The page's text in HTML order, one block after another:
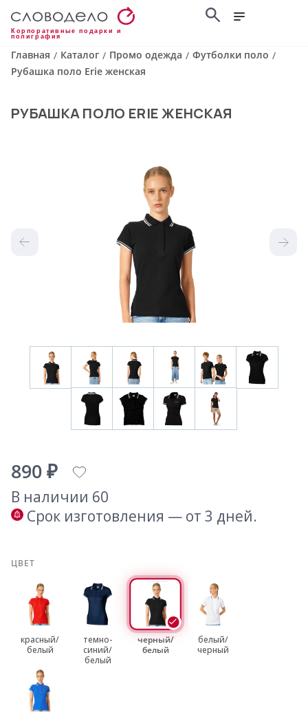
Корпоративные подарки и
полиграфия
Главная / Каталог / Промо одежда / Футболки поло /
Рубашка поло Erie женская
РУБАШКА ПОЛО ERIE ЖЕНСКАЯ
890 ₽
В наличии 60
Срок изготовления — от 3 дней.
ЦВЕТ
красный/
белый
темно-
синий/
белый
черный/
белый
белый/
черный